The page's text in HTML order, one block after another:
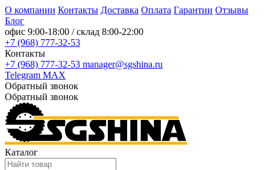
О компании Контакты Доставка Оплата Гарантии Отзывы
Блог
офис 9:00-18:00 / склад 8:00-22:00
+7 (968) 777-32-53
Контакты
+7 (968) 777-32-53 manager@sgshina.ru
Telegram MAX
Обратный звонок
Обратный звонок
Каталог